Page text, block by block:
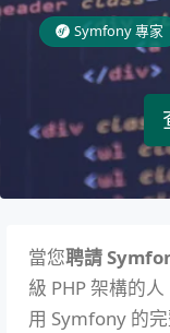
Symfony 專家
當您聘請
級 PHP 架構的
用 Symfony 的